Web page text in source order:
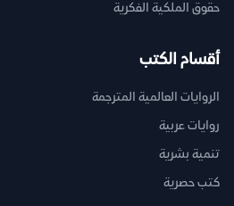
حقوق الملكية الفكرية
أقسام الكتب
الروايات العالمية المترجمة
روايات عربية
تنمية بشرية
كتب حصرية